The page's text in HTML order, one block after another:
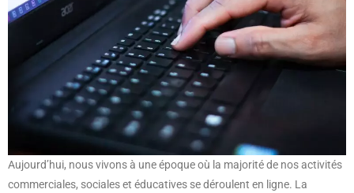
Aujourd’hui, nous vivons à une époque où la majorité de nos activités
commerciales, sociales et éducatives se déroulent en ligne. La